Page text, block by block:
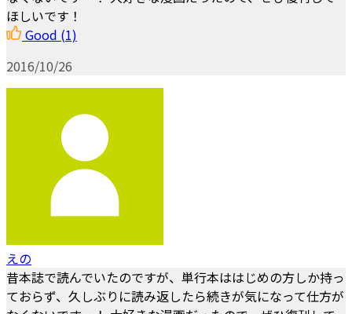
ほしいです！
Good (1)
2016/10/26
えの
昔本誌で読んでいたのですが、単行本ははじめの方しか持っ
ておらず、久しぶりに読み返したら続きが気になって仕方が